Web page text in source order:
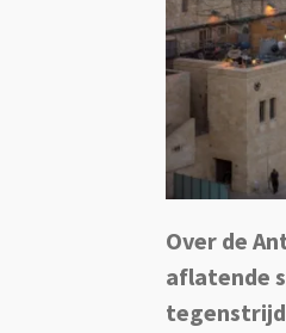
Over de
aflatende